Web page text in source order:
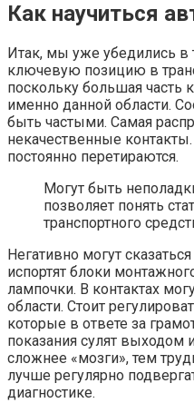
Как научиться
Итак, мы уже убедились в
ключевую позицию в
поскольку большая часть
именно данной области.
быть частыми. Самая
некачественные
постоянно перетираются.
Могут быть
позволяет понять
транспортного
Негативно могут
испортят блоки
лампочки. В контактах
области. Стоит
которые в ответе за
показания сулят выходом
сложнее «мозги», тем
лучше регулярно
диагностике.